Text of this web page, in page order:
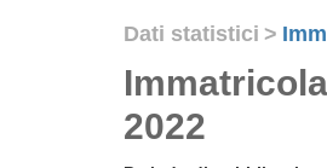
Dati statistici >
2022